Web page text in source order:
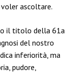
ascoltare.
il titolo della 61a
del nostro
inferiorità, ma
pudore,